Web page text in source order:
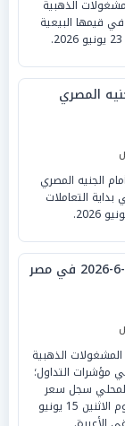
الذهبية
قيمها البيعية
المصري
الجنيه المصري
التعاملات
الذهبية
مؤشرات التداول؛
سجل سعر
جرام الذهب عيار 14 في تعاملات اليوم الاثنين 15 يونيو